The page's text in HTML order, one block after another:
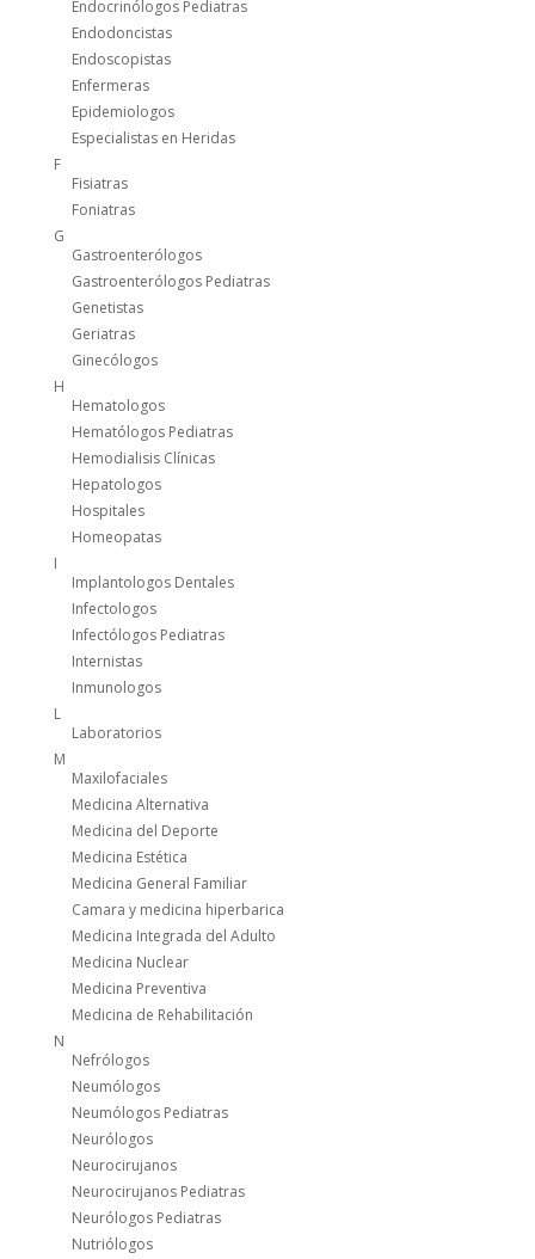
Endocrinólogos Pediatras
Endodoncistas
Endoscopistas
Enfermeras
Epidemiologos
Especialistas en Heridas
F
Fisiatras
Foniatras
G
Gastroenterólogos
Gastroenterólogos Pediatras
Genetistas
Geriatras
Ginecólogos
H
Hematologos
Hematólogos Pediatras
Hemodialisis Clínicas
Hepatologos
Hospitales
Homeopatas
I
Implantologos Dentales
Infectologos
Infectólogos Pediatras
Internistas
Inmunologos
L
Laboratorios
M
Maxilofaciales
Medicina Alternativa
Medicina del Deporte
Medicina Estética
Medicina General Familiar
Camara y medicina hiperbarica
Medicina Integrada del Adulto
Medicina Nuclear
Medicina Preventiva
Medicina de Rehabilitación
N
Nefrólogos
Neumólogos
Neumólogos Pediatras
Neurólogos
Neurocirujanos
Neurocirujanos Pediatras
Neurólogos Pediatras
Nutriólogos